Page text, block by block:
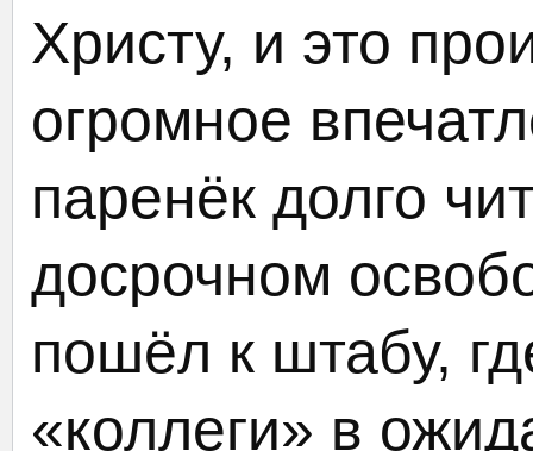
Христу, и это
огромное
паренёк долго
досрочном
пошёл к штабу,
«коллеги» в